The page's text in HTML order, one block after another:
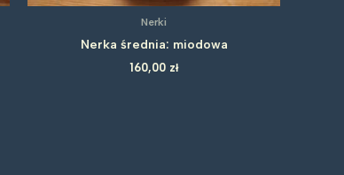
Nerki
Nerka średnia: miodowa
160,00 zł